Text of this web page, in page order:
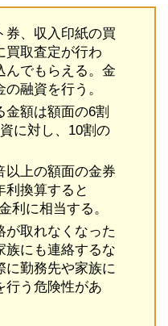
券、収入印紙の買
買取査定が行わ
んでもらえる。金
融資を行う。
金額は額面の6割
に対し、10割の
以上の額面の金券
利換算すると
利に相当する。
が取れなくなった
族にも連絡するな
に勤務先や家族に
行う危険性があ